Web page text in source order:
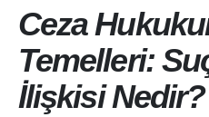
Ceza
Temelleri:
İlişkisi Nedir?